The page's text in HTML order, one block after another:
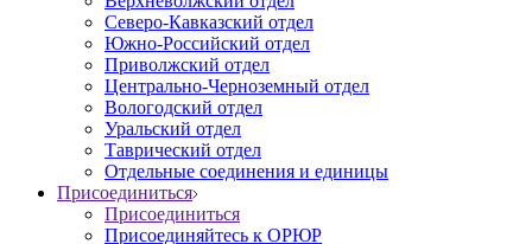
Северо-Кавказский отдел
Южно-Российский отдел
Приволжский отдел
Центрально-Черноземный отдел
Вологодский отдел
Уральский отдел
Таврический отдел
Отдельные соединения и единицы
Присоединиться
Присоединиться
Присоединяйтесь к ОРЮР